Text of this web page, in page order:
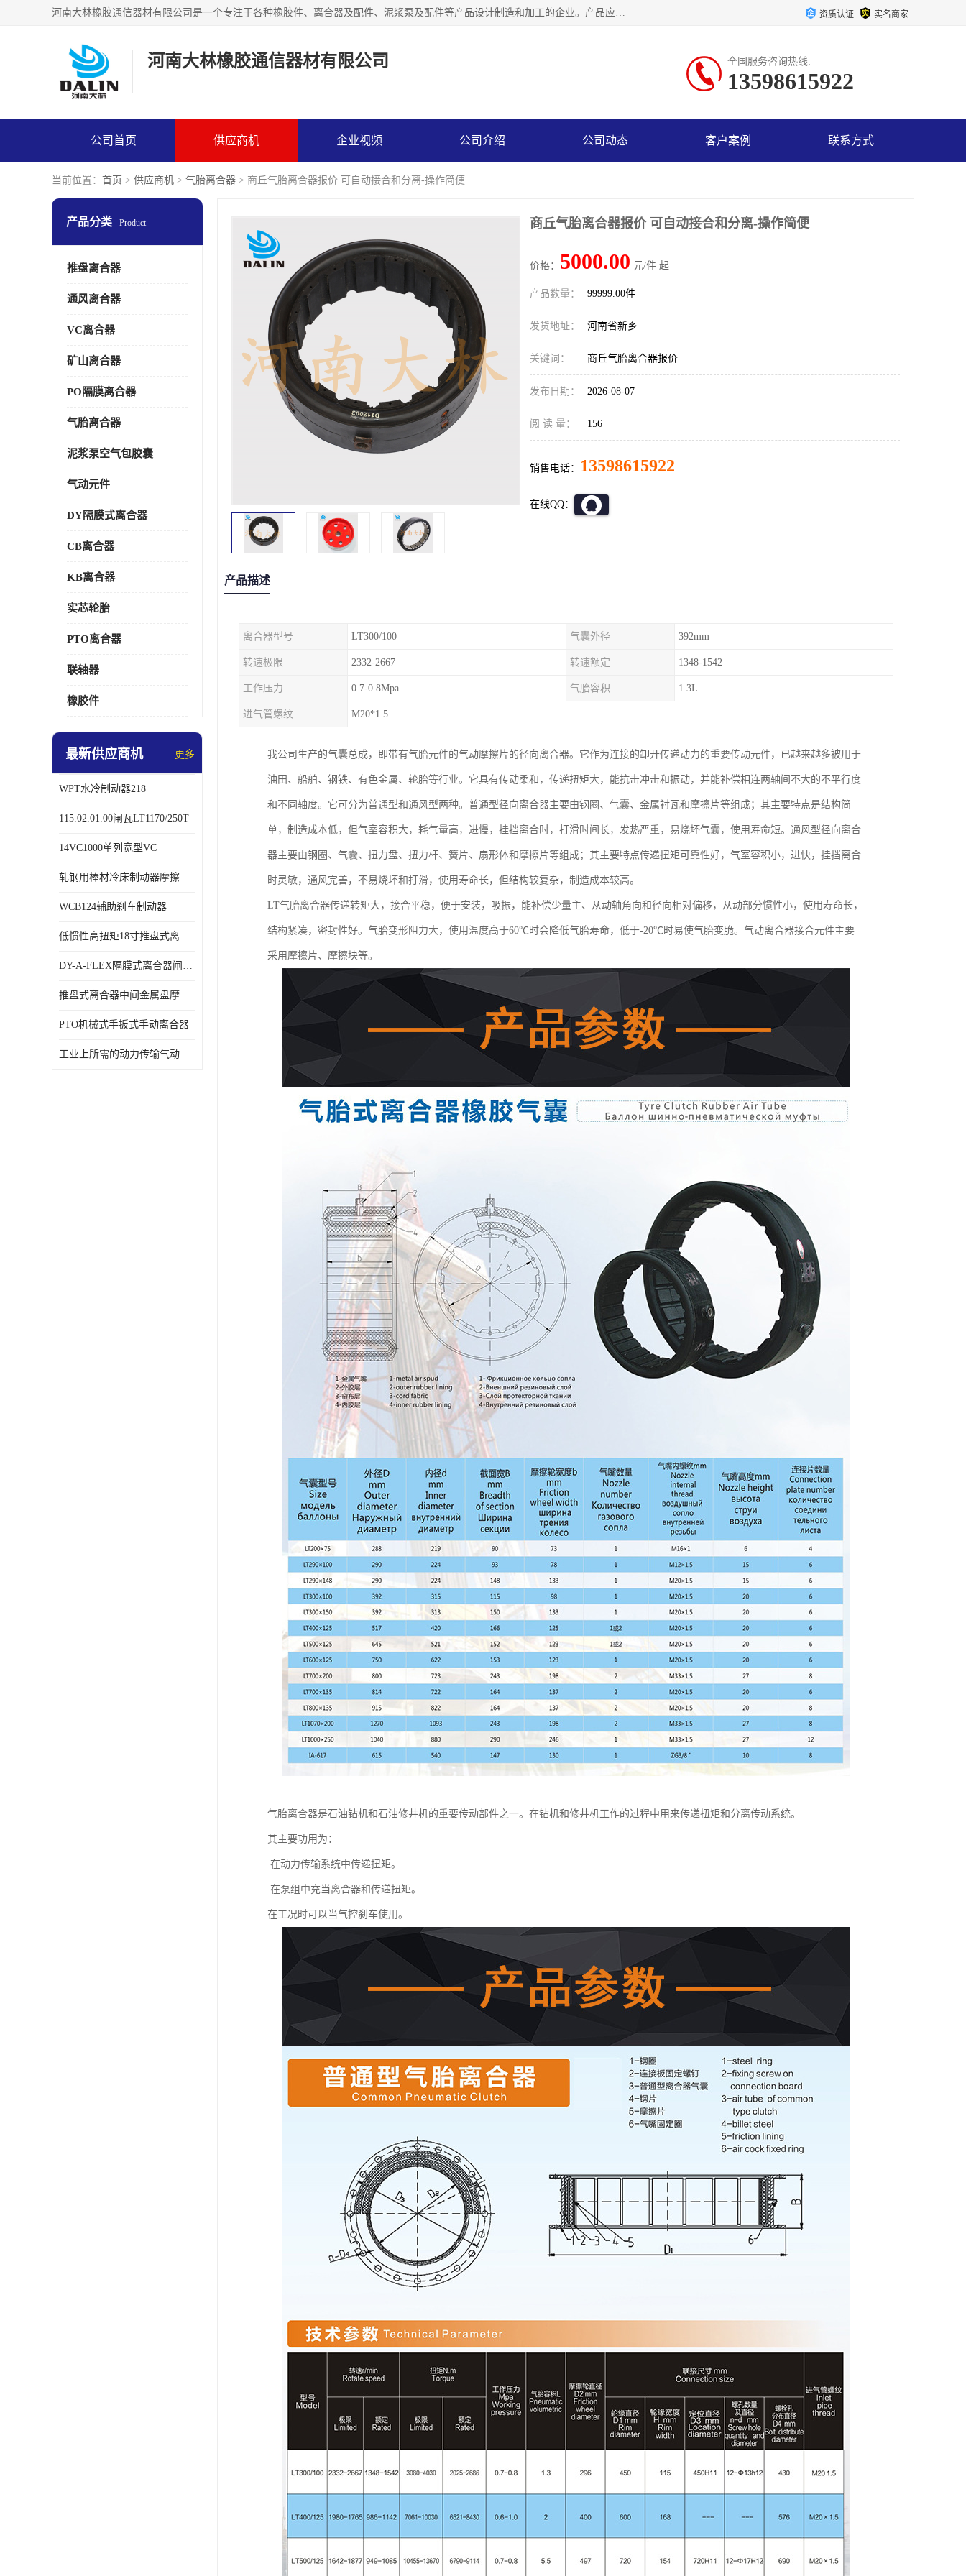
河南大林橡胶通信器材有限公司是一个专注于各种橡胶件、离合器及配件、泥浆泵及配件等产品设计制造和加工的企业。产品应用于矿山、冶金、石油、钢铁、化工、水泥、船舶、造纸、通用机械等各种大功率机械传动或制动装置。 资质认证 实名商家
河南大林橡胶通信器材有限公司 全国服务咨询热线:
13598615922
公司首页 供应商机 企业视频 公司介绍 公司动态 客户案例 联系方式
当前位置： 首页 > 供应商机 > 气胎离合器 > 商丘气胎离合器报价 可自动接合和分离-操作简便
产品分类 Product
推盘离合器
通风离合器
VC离合器
矿山离合器
PO隔膜离合器
气胎离合器
泥浆泵空气包胶囊
气动元件
DY隔膜式离合器
CB离合器
KB离合器
实芯轮胎
PTO离合器
联轴器
橡胶件
最新供应商机 更多
WPT水冷制动器218
115.02.01.00闸瓦LT1170/250T
14VC1000单列宽型VC
轧钢用棒材冷床制动器摩擦片218
WCB124辅助刹车制动器
低惯性高扭矩18寸推盘式离合器中心盘齿盘W18-11-101
DY-A-FLEX隔膜式离合器闸瓦总成7015125A
推盘式离合器中间金属盘摩擦盘18寸
PTO机械式手扳式手动离合器
工业上所需的动力传输气动离合器WCB424
商丘气胎离合器报价 可自动接合和分离-操作简便
价格： 5000.00 元/件 起
产品数量： 99999.00件
发货地址： 河南省新乡
关键词： 商丘气胎离合器报价
发布日期： 2026-08-07
阅 读 量： 156
销售电话： 13598615922
在线QQ：
产品描述
离合器型号 LT300/100 气囊外径 392mm
转速极限 2332-2667 转速额定 1348-1542
工作压力 0.7-0.8Mpa 气胎容积 1.3L
进气管螺纹 M20*1.5
我公司生产的气囊总成，即带有气胎元件的气动摩擦片的径向离合器。它作为连接的卸开传递动力的重要传动元件，已越来越多被用于
油田、船舶、钢铁、有色金属、轮胎等行业。它具有传动柔和，传递扭矩大，能抗击冲击和振动，并能补偿相连两轴间不大的不平行度
和不同轴度。它可分为普通型和通风型两种。普通型径向离合器主要由钢圈、气囊、金属衬瓦和摩擦片等组成；其主要特点是结构简
单，制造成本低，但气室容积大，耗气量高，进慢，挂挡离合时，打滑时间长，发热严重，易烧坏气囊，使用寿命短。通风型径向离合
器主要由钢圈、气囊、扭力盘、扭力杆、簧片、扇形体和摩擦片等组成；其主要特点传递扭矩可靠性好，气室容积小，进快，挂挡离合
时灵敏，通风完善，不易烧坏和打滑，使用寿命长，但结构较复杂，制造成本较高。
LT气胎离合器传递转矩大，接合平稳，便于安装，吸振，能补偿少量主、从动轴角向和径向相对偏移，从动部分惯性小，使用寿命长，
结构紧凑，密封性好。气胎变形阻力大，使用温度高于60℃时会降低气胎寿命，低于-20℃时易使气胎变脆。气动离合器接合元件主要
采用摩擦片、摩擦块等。
气胎离合器是石油钻机和石油修井机的重要传动部件之一。在钻机和修井机工作的过程中用来传递扭矩和分离传动系统。
其主要功用为：
在动力传输系统中传递扭矩。
在泵组中充当离合器和传递扭矩。
在工况时可以当气控刹车使用。